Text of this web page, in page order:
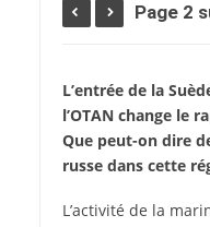
Page 2
L’entrée de la
l’OTAN change le
Que peut-on dire
russe dans cette
L’activité de la